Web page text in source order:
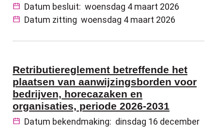
Datum besluit: woensdag 4 maart 2026
Datum zitting woensdag 4 maart 2026
Retributiereglement betreffende het
plaatsen van aanwijzingsborden voor
bedrijven, horecazaken en
organisaties, periode 2026-2031
Datum bekendmaking: dinsdag 16 december